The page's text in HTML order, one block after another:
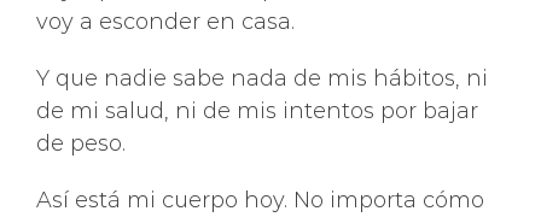
voy a esconder en casa.
Y que nadie sabe nada de mis hábitos, ni
de mi salud, ni de mis intentos por bajar
de peso.
Así está mi cuerpo hoy. No importa cómo